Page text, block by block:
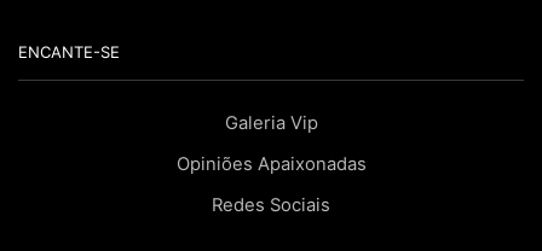
ENCANTE-SE
Galeria Vip
Opiniões Apaixonadas
Redes Sociais